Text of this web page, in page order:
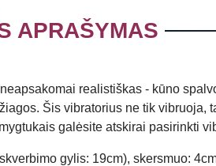
APRAŠYMAS
realistiškas - kūno
Šis vibratorius ne tik vibruoja,
galėsite atskirai pasirinkti
gylis: 19cm), skersmuo: